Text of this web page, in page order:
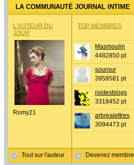
LA COMMUNAUTÉ JOURNAL INTIME
L’AUTEUR DU
JOUR
Romy21
Tout sur l'auteur
TOP MEMBRES
Masmoulin
4482850 pt
sourour
3958581 pt
roidesblogs
3318452 pt
arbrealettres
3094473 pt
Devenez membre